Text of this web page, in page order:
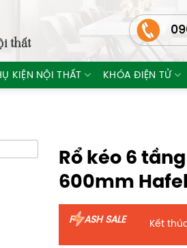
thất
KIỆN NỘI THẤT KHÓA ĐIỆN TỬ
Rổ kéo 6
600mm
F ASH SALE Kết